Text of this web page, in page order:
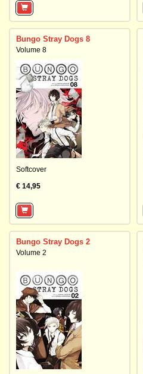
Bungo Stray Dogs 8
Volume 8
Softcover
€ 14,95
Bungo Stray Dogs 2
Volume 2